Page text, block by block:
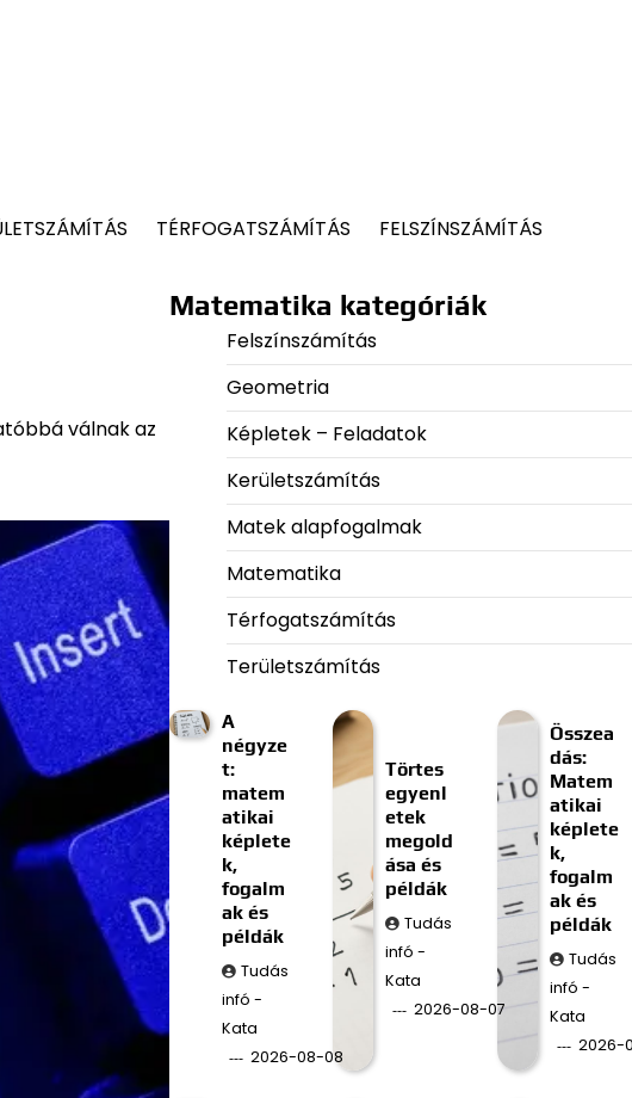
TÉRFOGATSZÁMÍTÁS FELSZÍNSZÁMÍTÁS
válnak az
Matematika kategóriák
Felszínszámítás
Geometria
Képletek – Feladatok
Kerületszámítás
Matek alapfogalmak
Matematika
Térfogatszámítás
Területszámítás
A
négyze
t:
matem
atikai
képlete
k,
fogalm
ak és
példák
Tudás
infó -
Kata
2026-08-08
Törtes
egyenl
etek
megold
ása és
példák
Tudás
infó -
Kata
2026-08-07
Összea
dás:
Matem
atikai
képlete
k,
fogalm
ak és
példák
Tudás
infó -
Kata
2026-